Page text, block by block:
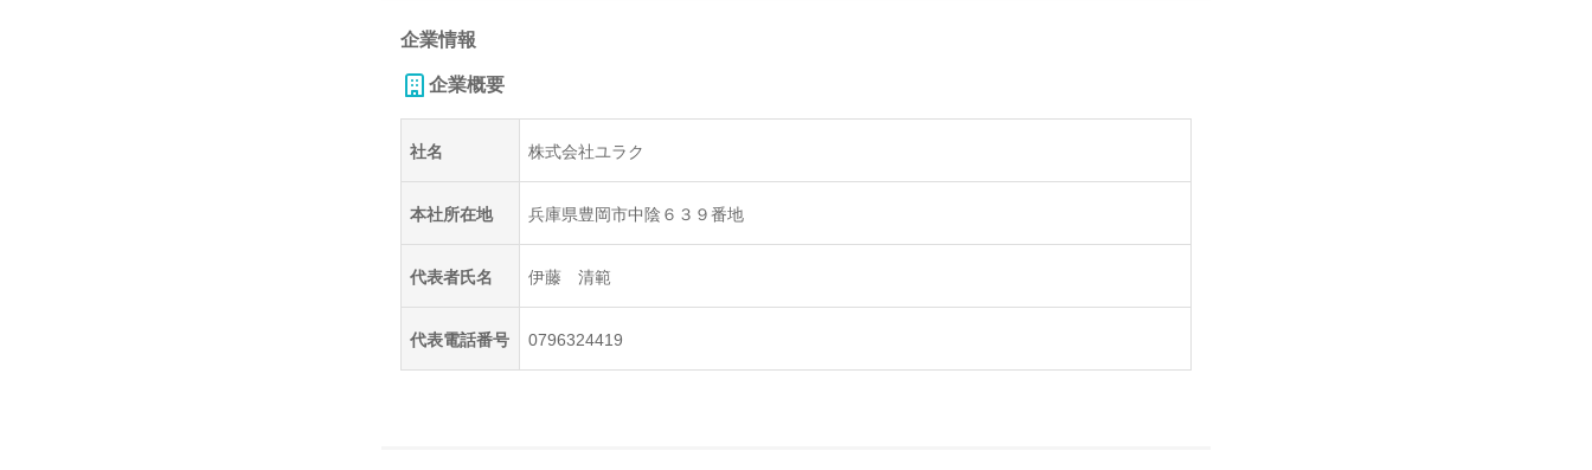
企業情報
企業概要
社名 株式会社ユラク
本社所在地 兵庫県豊岡市中陰６３９番地
代表者氏名 伊藤 清範
代表電話番号 0796324419